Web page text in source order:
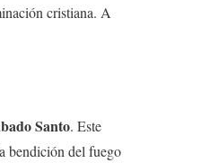
cristiana. A
Santo. Este
bendición del fuego